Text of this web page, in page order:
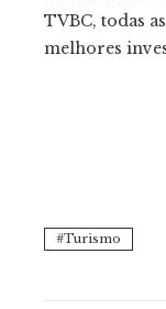
TVBC, todas
melhores
Turismo